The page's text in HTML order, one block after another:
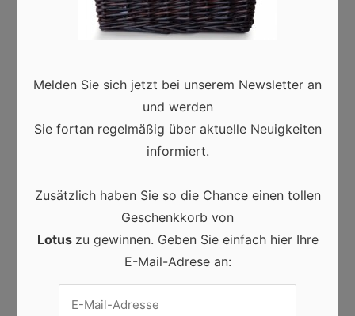
PREVIOUS ARTICLE
Schminktipps für Kinder
Schreibe einen Kommentar
Melden Sie sich jetzt bei unserem Newsletter an
und werden
Sie fortan regelmäßig über aktuelle Neuigkeiten
informiert.
Zusätzlich haben Sie so die Chance einen tollen
Geschenkkorb von
Lotus zu gewinnen. Geben Sie einfach hier Ihre
E-Mail-Adrese an: